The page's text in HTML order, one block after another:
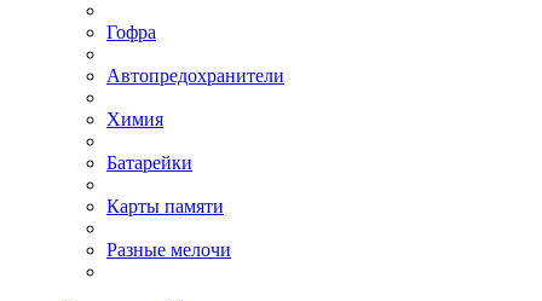
Гофра
Автопредохранители
Химия
Батарейки
Карты памяти
Разные мелочи